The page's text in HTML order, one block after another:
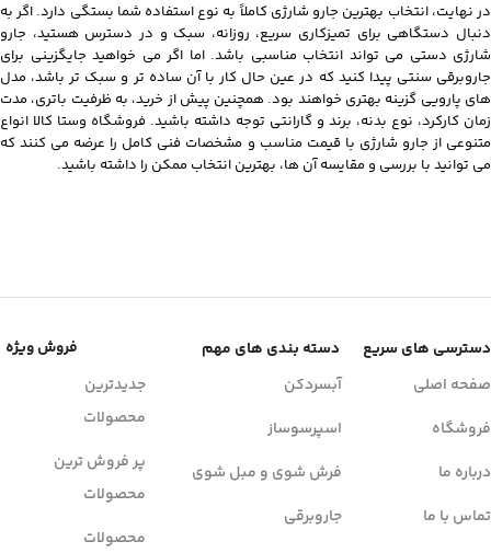
در نهایت، انتخاب بهترین جارو شارژی کاملاً به نوع استفاده شما بستگی دارد. اگر به‌
دنبال دستگاهی برای تمیزکاری سریع، روزانه، سبک و در دسترس هستید، جارو
شارژی دستی می‌ تواند انتخاب مناسبی باشد. اما اگر می‌ خواهید جایگزینی برای
جاروبرقی سنتی پیدا کنید که در عین حال کار با آن ساده‌ تر و سبک‌ تر باشد، مدل‌
های پارویی گزینه بهتری خواهند بود. همچنین پیش از خرید، به ظرفیت باتری، مدت
زمان کارکرد، نوع بدنه، برند و گارانتی توجه داشته باشید. فروشگاه‌ وستا کالا انواع
متنوعی از جارو شارژی با قیمت مناسب و مشخصات فنی کامل را عرضه می‌ کنند که
می‌ توانید با بررسی و مقایسه آن‌ ها، بهترین انتخاب ممکن را داشته باشید.
دسترسی های سریع دسته بندی های مهم
فروش ویژه
صفحه اصلی
فروشگاه
درباره ما
تماس با ما
آبسردکن
اسپرسوساز
فرش شوی و مبل شوی
جاروبرقی
جدیدترین
محصولات
پر فروش ترین
محصولات
محصولات